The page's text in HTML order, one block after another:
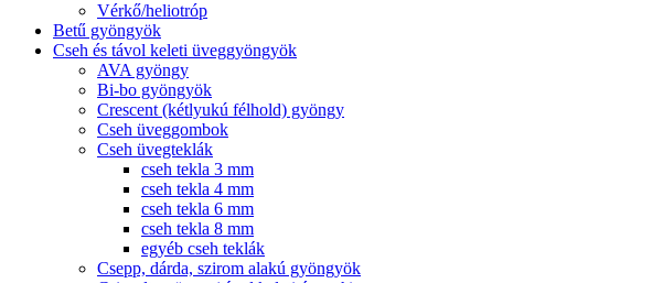
Vérkő/heliotróp
Betű gyöngyök
Cseh és távol keleti üveggyöngyök
AVA gyöngy
Bi-bo gyöngyök
Crescent (kétlyukú félhold) gyöngy
Cseh üveggombok
Cseh üvegteklák
cseh tekla 3 mm
cseh tekla 4 mm
cseh tekla 6 mm
cseh tekla 8 mm
egyéb cseh teklák
Csepp, dárda, szirom alakú gyöngyök